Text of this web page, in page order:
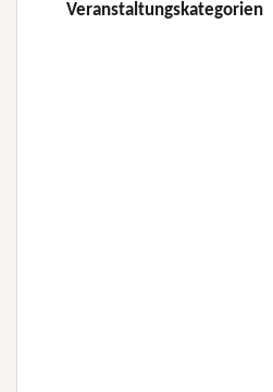
Veranstaltungskategorien